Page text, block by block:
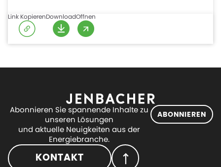
Link KopierenDownloadOffnen
Abonnieren Sie spannende Inhalte zu
unseren Lösungen
und aktuelle Neuigkeiten aus der
Energiebranche.
ABONNIEREN
KONTAKT